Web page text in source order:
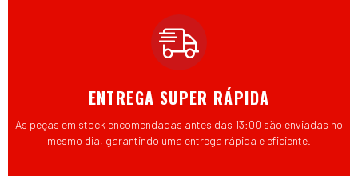
ENTREGA SUPER RÁPIDA
As peças em stock encomendadas antes das 13:00 são enviadas no
mesmo dia, garantindo uma entrega rápida e eficiente.